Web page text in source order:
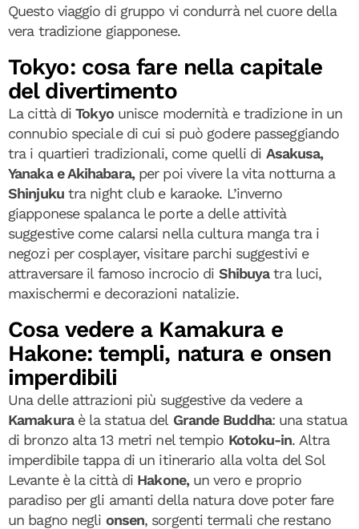
Questo viaggio di gruppo vi condurrà nel cuore della
vera tradizione giapponese.
Tokyo: cosa fare nella capitale
del divertimento
La città diTokyounisce modernità e tradizione in un
connubio speciale di cui si può godere passeggiando
tra i quartieri tradizionali, come quelli di Asakusa,
Yanaka e Akihabara, per poi vivere la vita notturna a
Shinjukutra night club e karaoke. L’inverno
giapponese spalanca le porte a delle attività
suggestive come calarsi nella cultura manga tra i
negozi per cosplayer, visitare parchi suggestivi e
attraversare il famoso incrocio di Shibuyatra luci,
maxischermi e decorazioni natalizie.
Cosa vedere a Kamakura e
Hakone: templi, natura e onsen
imperdibili
Una delle attrazioni più suggestive da vedere a
Kamakura è la statua del Grande Buddha: una statua
di bronzo alta 13 metri nel tempio Kotoku-in. Altra
imperdibile tappa di un itinerario alla volta del Sol
Levante è la città di Hakone, un vero e proprio
paradiso per gli amanti della natura dove poter fare
un bagno negli onsen, sorgenti termali che restano